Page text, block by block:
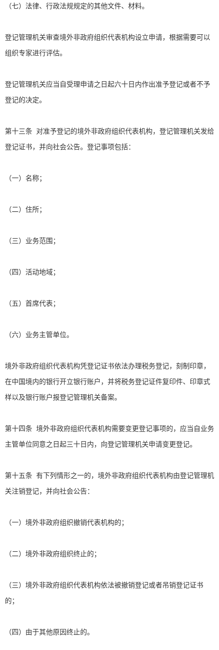
（七）法律、行政法规规定的其他文件、材料。
登记管理机关审查境外非政府组织代表机构设立申请，根据需要可以
组织专家进行评估。
登记管理机关应当自受理申请之日起六十日内作出准予登记或者不予
登记的决定。
第十三条 对准予登记的境外非政府组织代表机构，登记管理机关发给
登记证书，并向社会公告。登记事项包括：
（一）名称；
（二）住所；
（三）业务范围；
（四）活动地域；
（五）首席代表；
（六）业务主管单位。
境外非政府组织代表机构凭登记证书依法办理税务登记，刻制印章，
在中国境内的银行开立银行账户，并将税务登记证件复印件、印章式
样以及银行账户报登记管理机关备案。
第十四条 境外非政府组织代表机构需要变更登记事项的，应当自业务
主管单位同意之日起三十日内，向登记管理机关申请变更登记。
第十五条 有下列情形之一的，境外非政府组织代表机构由登记管理机
关注销登记，并向社会公告：
（一）境外非政府组织撤销代表机构的；
（二）境外非政府组织终止的；
（三）境外非政府组织代表机构依法被撤销登记或者吊销登记证书
的；
（四）由于其他原因终止的。